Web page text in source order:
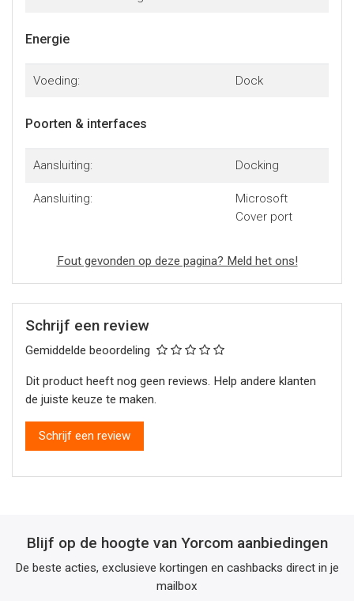
Energie
Voeding: Dock
Poorten & interfaces
Aansluiting: Docking
Aansluiting:
Microsoft
Cover port
Fout gevonden op deze pagina? Meld het ons!
Schrijf een review
Gemiddelde beoordeling
Dit product heeft nog geen reviews. Help andere klanten
de juiste keuze te maken.
Schrijf een review
Blijf op de hoogte van Yorcom aanbiedingen
De beste acties, exclusieve kortingen en cashbacks direct in je
mailbox